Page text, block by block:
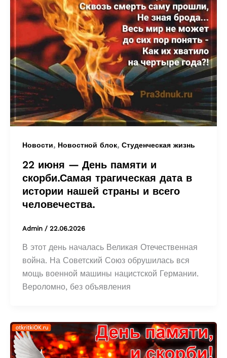
Новости, Новостной блок, Студенческая жизнь
22 июня — День памяти и
скорби.Самая трагическая дата в
истории нашей страны и всего
человечества.
Admin / 22.06.2026
В этот день началась Великая Отечественная
война. На Советский Союз обрушилась вся
мощь военной машины нацистской Германии.
Вероломно, без объявления